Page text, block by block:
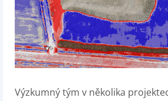
Výzkumný tým v několika